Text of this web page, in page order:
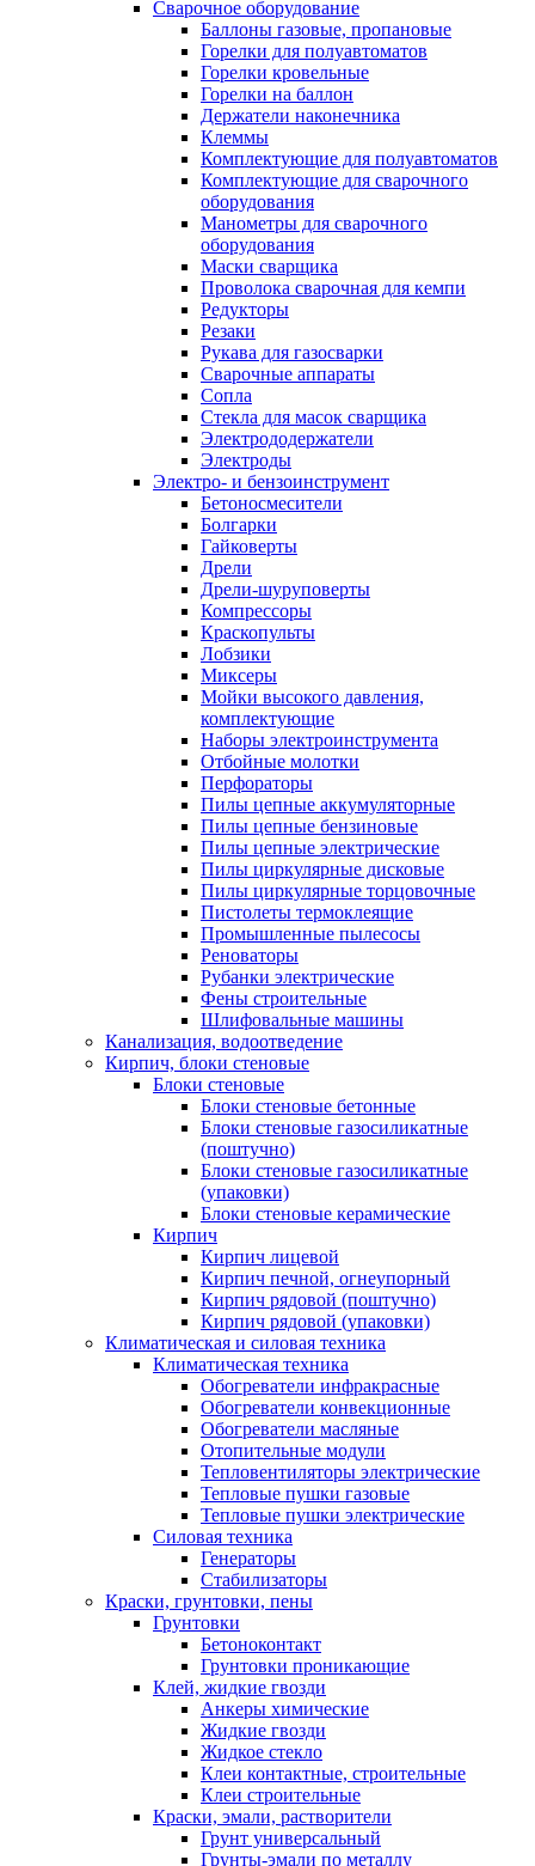
Сварочное оборудование
Баллоны газовые, пропановые
Горелки для полуавтоматов
Горелки кровельные
Горелки на баллон
Держатели наконечника
Клеммы
Комплектующие для полуавтоматов
Комплектующие для сварочного
оборудования
Манометры для сварочного
оборудования
Маски сварщика
Проволока сварочная для кемпи
Редукторы
Резаки
Рукава для газосварки
Сварочные аппараты
Сопла
Стекла для масок сварщика
Электрододержатели
Электроды
Электро- и бензоинструмент
Бетоносмесители
Болгарки
Гайковерты
Дрели
Дрели-шуруповерты
Компрессоры
Краскопульты
Лобзики
Миксеры
Мойки высокого давления,
комплектующие
Наборы электроинструмента
Отбойные молотки
Перфораторы
Пилы цепные аккумуляторные
Пилы цепные бензиновые
Пилы цепные электрические
Пилы циркулярные дисковые
Пилы циркулярные торцовочные
Пистолеты термоклеящие
Промышленные пылесосы
Реноваторы
Рубанки электрические
Фены строительные
Шлифовальные машины
Канализация, водоотведение
Кирпич, блоки стеновые
Блоки стеновые
Блоки стеновые бетонные
Блоки стеновые газосиликатные
(поштучно)
Блоки стеновые газосиликатные
(упаковки)
Блоки стеновые керамические
Кирпич
Кирпич лицевой
Кирпич печной, огнеупорный
Кирпич рядовой (поштучно)
Кирпич рядовой (упаковки)
Климатическая и силовая техника
Климатическая техника
Обогреватели инфракрасные
Обогреватели конвекционные
Обогреватели масляные
Отопительные модули
Тепловентиляторы электрические
Тепловые пушки газовые
Тепловые пушки электрические
Силовая техника
Генераторы
Стабилизаторы
Краски, грунтовки, пены
Грунтовки
Бетоноконтакт
Грунтовки проникающие
Клей, жидкие гвозди
Анкеры химические
Жидкие гвозди
Жидкое стекло
Клеи контактные, строительные
Клеи строительные
Краски, эмали, растворители
Грунт универсальный
Грунты-эмали по металлу